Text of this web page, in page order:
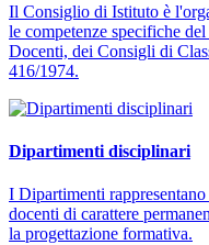
Il Consiglio di Istituto è
le competenze specifiche
Docenti, dei Consigli di
416/1974.
Dipartimenti disciplinari
I Dipartimenti
docenti di carattere
la progettazione formativa.